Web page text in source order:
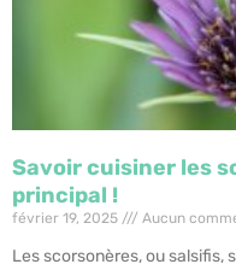
Savoir cuisiner les
principal !
février 19, 2025 Aucun
Les scorsonères, ou